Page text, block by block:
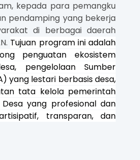
kepada para pemangku
pendamping yang bekerja
di berbagai daerah
Tujuan program ini adalah
penguatan ekosistem
pengelolaan Sumber
yang lestari berbasis desa,
tata kelola pemerintah
yang profesional dan
transparan, dan